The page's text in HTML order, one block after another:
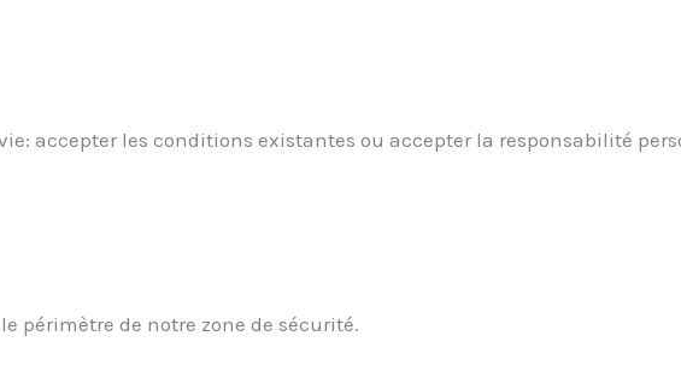
accepter les conditions existantes ou accepter la responsabilité
périmètre de notre zone de sécurité.